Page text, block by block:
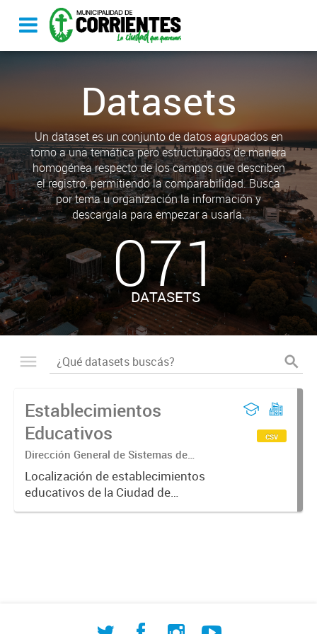
Datasets
Un dataset es un conjunto de datos agrupados en
torno a una temática pero estructurados de manera
homogénea respecto de los campos que describen
el registro, permitiendo la comparabilidad. Busca
por tema u organización la información y
descargala para empezar a usarla.
071
DATASETS
Establecimientos
Educativos
Dirección General de Sistemas de
Información Geográfica
Localización de establecimientos
educativos de la Ciudad de
Corrientes
csv